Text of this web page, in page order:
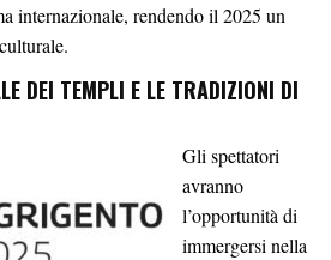
internazionale, rendendo il 2025 un
DEI TEMPLI E LE TRADIZIONI DI
Gli spettatori
avranno
l’opportunità di
immergersi nella